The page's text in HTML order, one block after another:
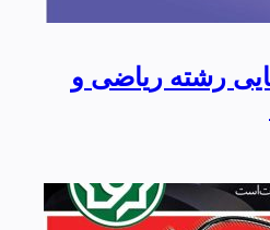
رشته ریاضی و